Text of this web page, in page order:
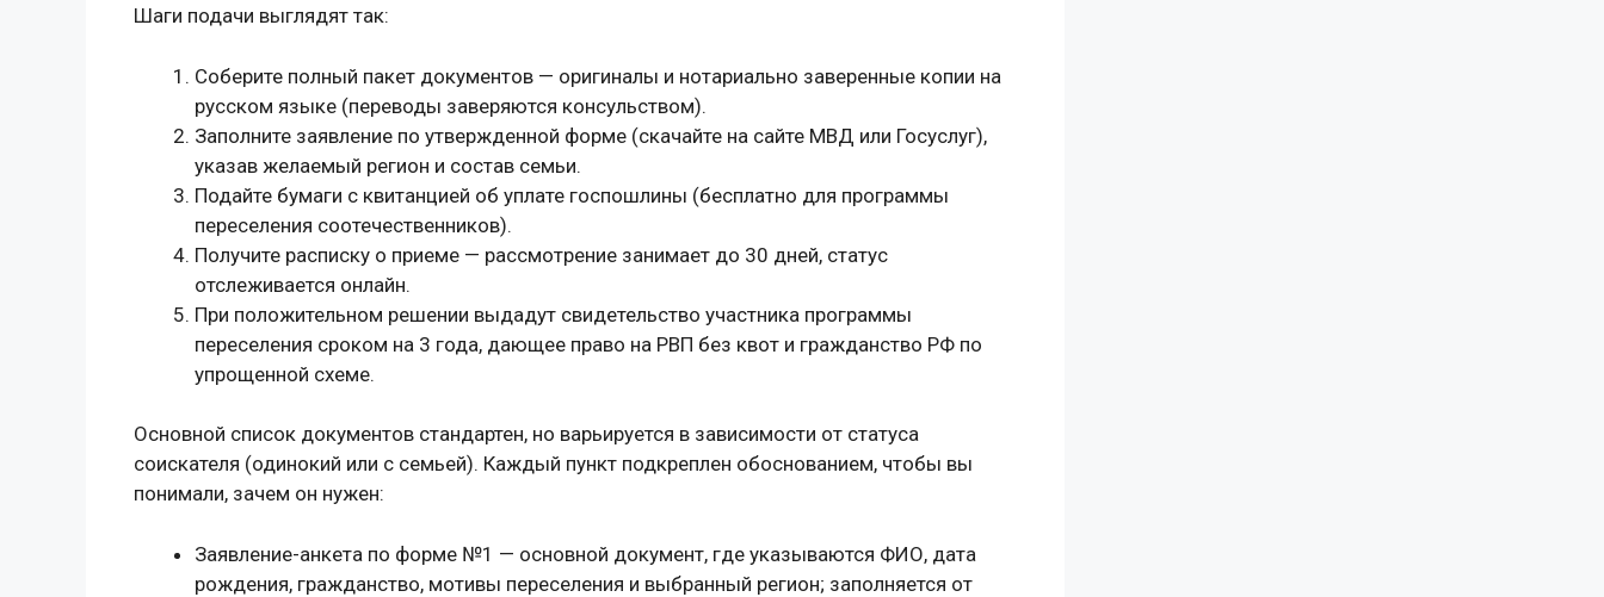
Шаги подачи выглядят так:
Соберите полный пакет документов — оригиналы и нотариально заверенные копии на
русском языке (переводы заверяются консульством).
Заполните заявление по утвержденной форме (скачайте на сайте МВД или Госуслуг),
указав желаемый регион и состав семьи.
Подайте бумаги с квитанцией об уплате госпошлины (бесплатно для программы
переселения соотечественников).
Получите расписку о приеме — рассмотрение занимает до 30 дней, статус
отслеживается онлайн.
При положительном решении выдадут свидетельство участника программы
переселения сроком на 3 года, дающее право на РВП без квот и гражданство РФ по
упрощенной схеме.
Основной список документов стандартен, но варьируется в зависимости от статуса
соискателя (одинокий или с семьей). Каждый пункт подкреплен обоснованием, чтобы вы
понимали, зачем он нужен:
Заявление-анкета по форме №1 — основной документ, где указываются ФИО, дата
рождения, гражданство, мотивы переселения и выбранный регион; заполняется от